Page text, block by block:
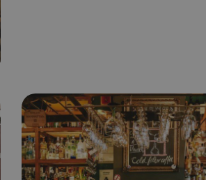
εφαρμογές που
Πρόκειται για ένα
που
μεταβλητών
ο
να είναι
αλλά ένα καλό
της κατάστασης
σελίδων.
στο Google